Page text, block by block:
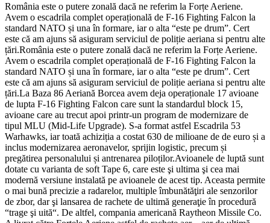
România este o putere zonală dacă ne referim la Forțe Aeriene.
Avem o escadrila complet operațională de F-16 Fighting Falcon la
standard NATO și una în formare, iar o alta “este pe drum”. Cert
este că am ajuns să asiguram serviciul de poliție aeriana si pentru alte
țări.România este o putere zonală dacă ne referim la Forțe Aeriene.
Avem o escadrila complet operațională de F-16 Fighting Falcon la
standard NATO și una în formare, iar o alta “este pe drum”. Cert
este că am ajuns să asiguram serviciul de poliție aeriana si pentru alte
țări.La Baza 86 Aeriană Borcea avem deja operaționale 17 avioane
de lupta F-16 Fighting Falcon care sunt la standardul block 15,
avioane care au trecut apoi printr-un program de modernizare de
tipul MLU (Mid-Life Upgrade). S-a format astfel Escadrila 53
Warhawks, iar toată achiziția a costat 630 de milioane de de euro și a
inclus modernizarea aeronavelor, sprijin logistic, precum și
pregătirea personalului și antrenarea piloților.Avioanele de luptă sunt
dotate cu varianta de soft Tape 6, care este şi ultima şi cea mai
modernă versiune instalată pe avioanele de acest tip. Aceasta permite
o mai bună precizie a radarelor, multiple îmbunătăţiri ale senzorilor
de zbor, dar şi lansarea de rachete de ultimă generaţie în procedură
“trage şi uită“. De altfel, compania americană Raytheon Missile Co.